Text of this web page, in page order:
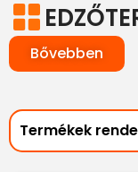
Bővebben